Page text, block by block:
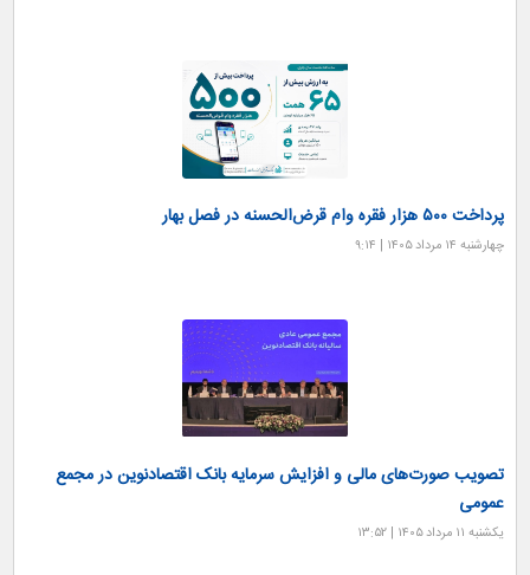
پرداخت ۵۰۰ هزار فقره وام قرض‌الحسنه در فصل بهار
چهارشنبه ۱۴ مرداد ۱۴۰۵ | ۹:۱۴
تصویب صورت‌های مالی و افزایش سرمایه بانک اقتصادنوین در مجمع
عمومی
یکشنبه ۱۱ مرداد ۱۴۰۵ | ۱۳:۵۲